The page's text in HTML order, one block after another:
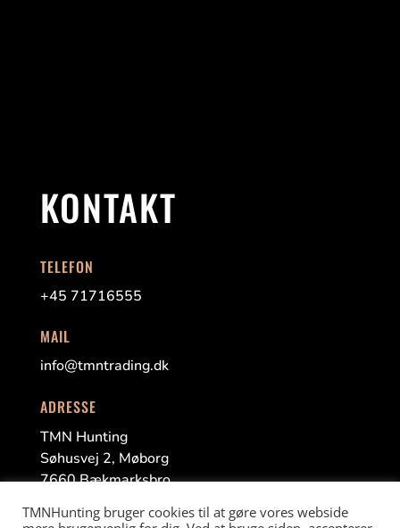
KONTAKT
TELEFON
+45 71716555
MAIL
info@tmntrading.dk
ADRESSE
TMN Hunting
Søhusvej 2, Møborg
7660Bækmarksbro
TMNHunting bruger cookies til at gøre vores webside